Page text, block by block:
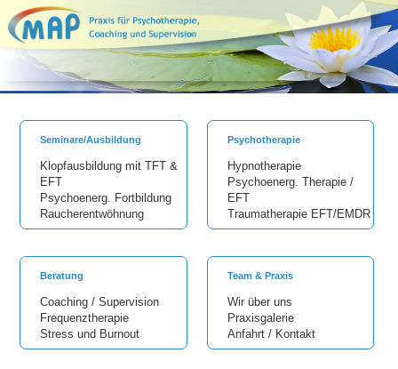
Seminare/Ausbildung
Klopfausbildung mit TFT &
EFT
Psychoenerg. Fortbildung
Raucherentwöhnung
Psychotherapie
Hypnotherapie
Psychoenerg. Therapie /
EFT
Traumatherapie EFT/EMDR
Beratung
Coaching / Supervision
Frequenztherapie
Stress und Burnout
Team & Praxis
Wir über uns
Praxisgalerie
Anfahrt / Kontakt